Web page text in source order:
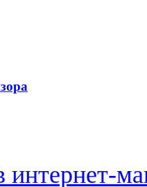
интернет-